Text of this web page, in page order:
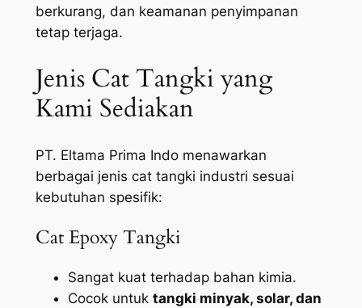
berkurang, dan keamanan penyimpanan
tetap terjaga.
Jenis Cat Tangki yang
Kami Sediakan
PT. Eltama Prima Indo menawarkan
berbagai jenis cat tangki industri sesuai
kebutuhan spesifik:
Cat Epoxy Tangki
Sangat kuat terhadap bahan kimia.
Cocok untuk tangki minyak, solar, dan